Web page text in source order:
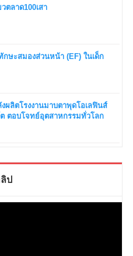
ตลาด100เสา
ษะสมองส่วนหน้า (EF) ในเด็ก
งผลิตโรงงานมาบตาพุดโอเลฟินส์
ต ตอบโจทย์อุตสาหกรรมทั่วโลก
ป